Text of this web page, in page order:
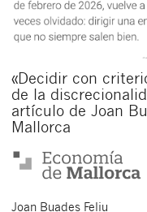
«Decidir con
de la
artículo de Joan
Mallorca
Joan Buades Feliu